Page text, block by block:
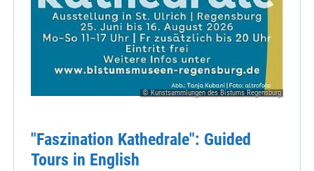
© Kunstsammlungen des Bistums Regensburg
"Faszination Kathedrale": Guided
Tours in English